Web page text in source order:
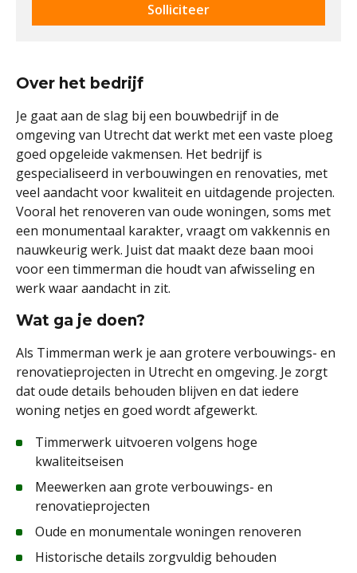
Solliciteer
Over het bedrijf
Je gaat aan de slag bij een bouwbedrijf in de
omgeving van Utrecht dat werkt met een vaste ploeg
goed opgeleide vakmensen. Het bedrijf is
gespecialiseerd in verbouwingen en renovaties, met
veel aandacht voor kwaliteit en uitdagende projecten.
Vooral het renoveren van oude woningen, soms met
een monumentaal karakter, vraagt om vakkennis en
nauwkeurig werk. Juist dat maakt deze baan mooi
voor een timmerman die houdt van afwisseling en
werk waar aandacht in zit.
Wat ga je doen?
Als Timmerman werk je aan grotere verbouwings- en
renovatieprojecten in Utrecht en omgeving. Je zorgt
dat oude details behouden blijven en dat iedere
woning netjes en goed wordt afgewerkt.
Timmerwerk uitvoeren volgens hoge
kwaliteitseisen
Meewerken aan grote verbouwings- en
renovatieprojecten
Oude en monumentale woningen renoveren
Historische details zorgvuldig behouden